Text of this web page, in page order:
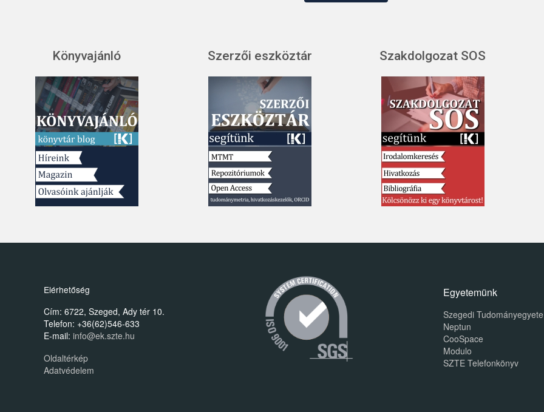
Könyvajánló Szerzői eszköztár Szakdolgozat SOS
Elérhetőség
Cím: 6722, Szeged, Ady tér 10.
Telefon: +36(62)546-633
E-mail: info@ek.szte.hu
Oldaltérkép
Adatvédelem
Egyetemünk
Szegedi
Neptun
CooSpace
Modulo
SZTE Telefonkönyv